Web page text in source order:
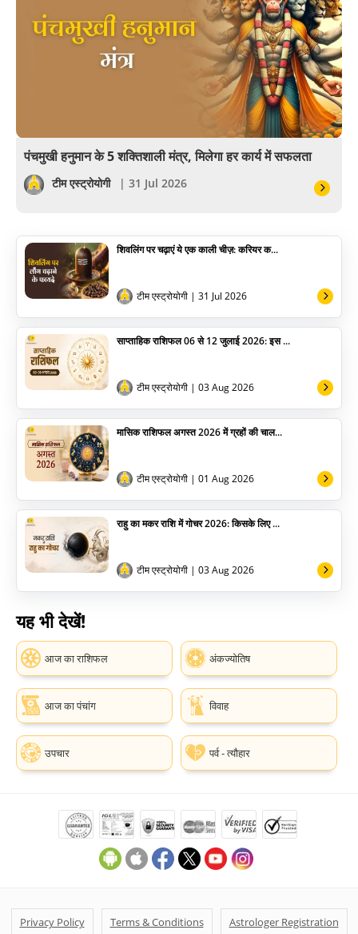
खेल
सेलिब्रिटी
योग
अन्य
पंचमुखी हनुमान के 5 शक्तिशाली मंत्र, मिलेगा हर कार्य में सफलता
टीम एस्ट्रोयोगी | 31 Jul 2026
शिवलिंग पर चढ़ाएं ये एक काली चीज़: करियर क...
टीम एस्ट्रोयोगी | 31 Jul 2026
साप्ताहिक राशिफल 06 से 12 जुलाई 2026: इस ...
टीम एस्ट्रोयोगी | 03 Aug 2026
मासिक राशिफल अगस्त 2026 में ग्रहों की चाल...
टीम एस्ट्रोयोगी | 01 Aug 2026
राहु का मकर राशि में गोचर 2026: किसके लिए ...
टीम एस्ट्रोयोगी | 03 Aug 2026
यह भी देखें!
आज का राशिफल अंकज्योतिष
आज का पंचांग विवाह
उपचार पर्व - त्यौहार
Privacy Policy Terms & Conditions Astrologer Registration